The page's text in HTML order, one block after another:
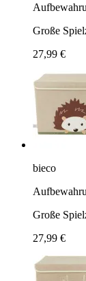
Große
27,99 €
bieco
Große
27,99 €